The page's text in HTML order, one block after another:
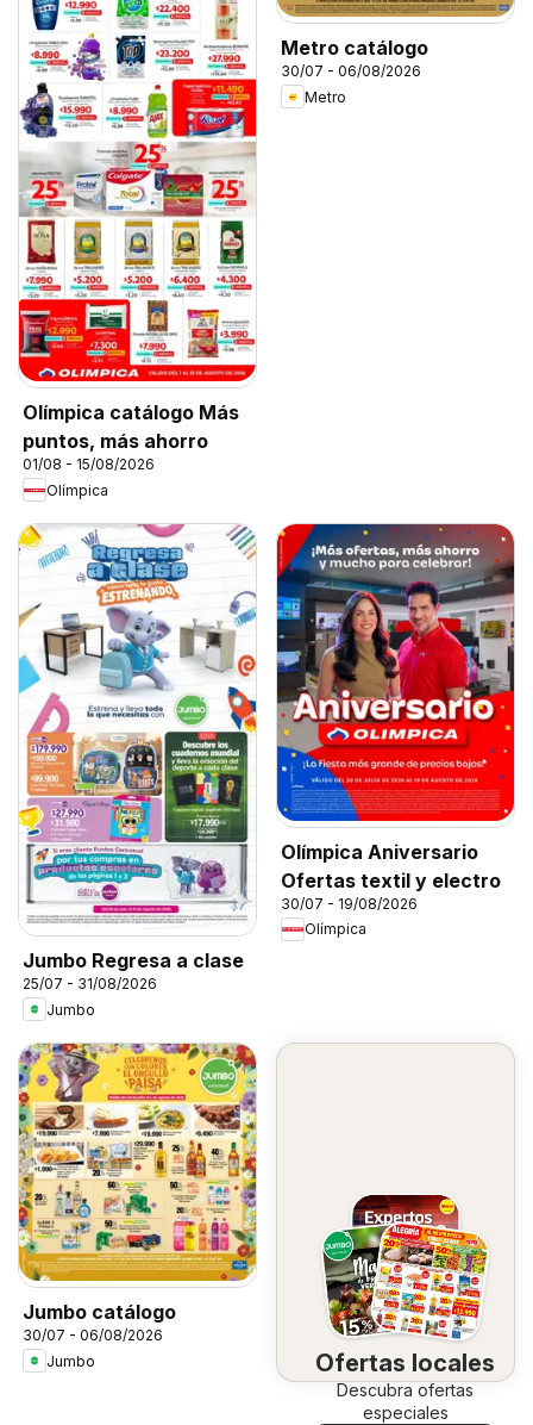
Olímpica catálogo Más
puntos, más ahorro
01/08 - 15/08/2026
Olímpica
Metro catálogo
30/07 - 06/08/2026
Metro
Jumbo Regresa a clase
25/07 - 31/08/2026
Jumbo
Olímpica Aniversario
Ofertas textil y electro
30/07 - 19/08/2026
Olímpica
Jumbo catálogo
30/07 - 06/08/2026
Jumbo
Ofertas locales
Descubra ofertas
especiales